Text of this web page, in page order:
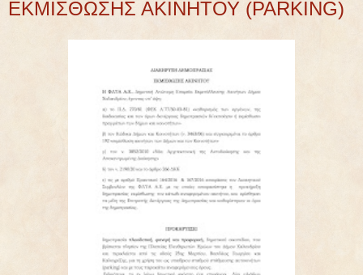
ΕΚΜΙΣΘΩΣΗΣ ΑΚΙΝΗΤΟΥ (PARKING)